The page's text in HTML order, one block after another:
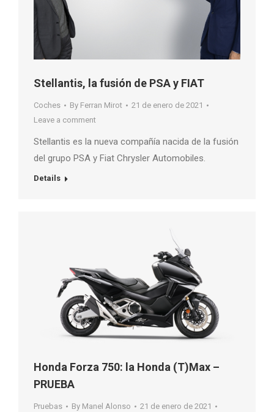
Stellantis, la fusión de PSA y FIAT
Coches By Ferran Mirot
21 de enero de 2021
Leave a comment
Stellantis es la nueva compañía nacida de la fusión
del grupo PSA y Fiat Chrysler Automobiles.
Details
Honda Forza 750: la Honda (T)Max –
PRUEBA
Pruebas By Manel Alonso
21 de enero de 2021